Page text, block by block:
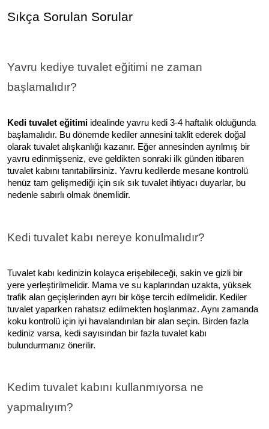
Sıkça Sorulan Sorular
Yavru kediye tuvalet eğitimi ne zaman
başlamalıdır?
Kedi tuvalet eğitimi idealinde yavru kedi 3-4 haftalık olduğunda
başlamalıdır. Bu dönemde kediler annesini taklit ederek doğal
olarak tuvalet alışkanlığı kazanır. Eğer annesinden ayrılmış bir
yavru edinmişseniz, eve geldikten sonraki ilk günden itibaren
tuvalet kabını tanıtabilirsiniz. Yavru kedilerde mesane kontrolü
henüz tam gelişmediği için sık sık tuvalet ihtiyacı duyarlar, bu
nedenle sabırlı olmak önemlidir.
Kedi tuvalet kabı nereye konulmalıdır?
Tuvalet kabı kedinizin kolayca erişebileceği, sakin ve gizli bir
yere yerleştirilmelidir. Mama ve su kaplarından uzakta, yüksek
trafik alan geçişlerinden ayrı bir köşe tercih edilmelidir. Kediler
tuvalet yaparken rahatsız edilmekten hoşlanmaz. Aynı zamanda
koku kontrolü için iyi havalandırılan bir alan seçin. Birden fazla
kediniz varsa, kedi sayısından bir fazla tuvalet kabı
bulundurmanız önerilir.
Kedim tuvalet kabını kullanmıyorsa ne
yapmalıyım?